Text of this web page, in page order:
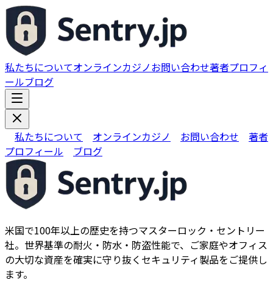
私たちについてオンラインカジノお問い合わせ著者プロフィ
ールブログ
私たちについて オンラインカジノ お問い合わせ
著者
プロフィール
ブログ
米国で100年以上の歴史を持つマスターロック・セントリー
社。世界基準の耐火・防水・防盗性能で、ご家庭やオフィス
の大切な資産を確実に守り抜くセキュリティ製品をご提供し
ます。